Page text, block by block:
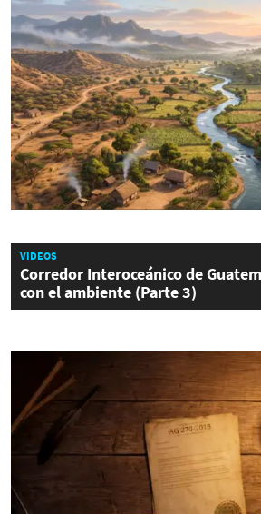
VIDEOS
Corredor Interoceánico de
con el ambiente (Parte 3)